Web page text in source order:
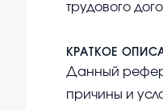
трудового
КРАТКОЕ
Данный
причины и